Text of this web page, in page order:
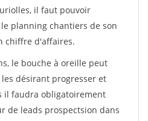
il faut pouvoir
planning chantiers de son
chiffre d'affaires.
le bouche à oreille peut
désirant progresser et
il faudra obligatoirement
de leads prospectsion dans